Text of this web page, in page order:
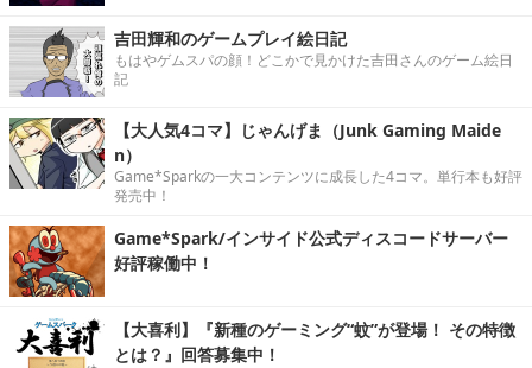
吉田輝和のゲームプレイ絵日記
もはやゲムスパの顔！どこかで見かけた吉田さんのゲーム絵日
記
【大人気4コマ】じゃんげま（Junk Gaming Maide
n）
Game*Sparkの一大コンテンツに成長した4コマ。単行本も好評
発売中！
Game*Spark/インサイド公式ディスコードサーバー
好評稼働中！
【大喜利】『新種のゲーミング“蚊”が登場！ その特徴
とは？』回答募集中！